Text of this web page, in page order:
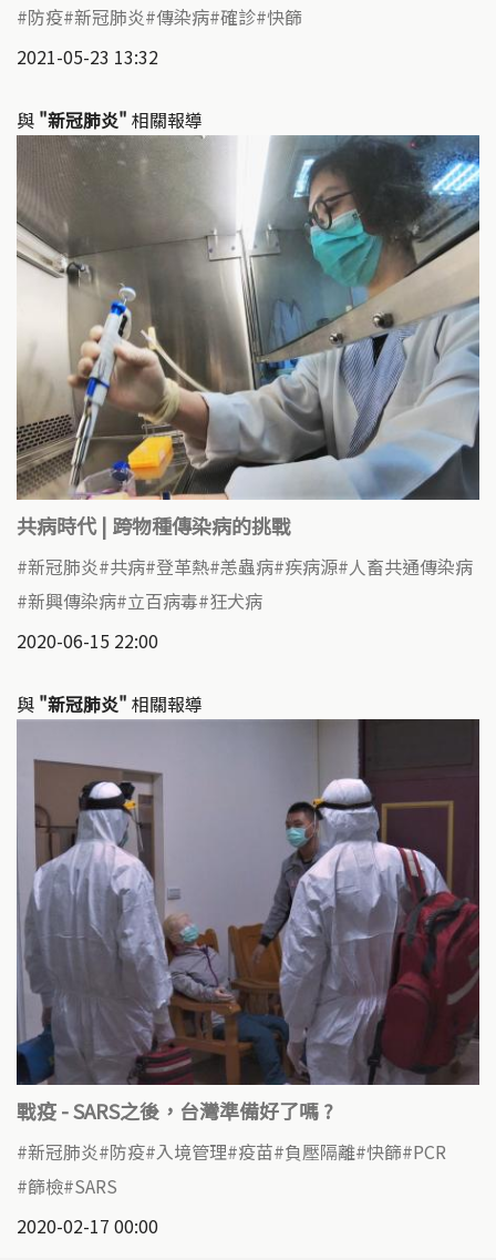
防疫 新冠肺炎 傳染病 確診 快篩
2021-05-23 13:32
與 "新冠肺炎" 相關報導
共病時代 | 跨物種傳染病的挑戰
新冠肺炎 共病 登革熱 恙蟲病 疾病源 人畜共通傳染病
新興傳染病 立百病毒 狂犬病
2020-06-15 22:00
與 "新冠肺炎" 相關報導
戰疫 - SARS之後，台灣準備好了嗎 ?
新冠肺炎 防疫 入境管理 疫苗 負壓隔離 快篩 PCR
篩檢 SARS
2020-02-17 00:00